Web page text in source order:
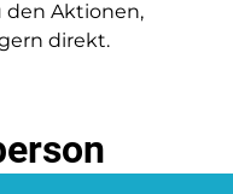
den Aktionen,
direkt.